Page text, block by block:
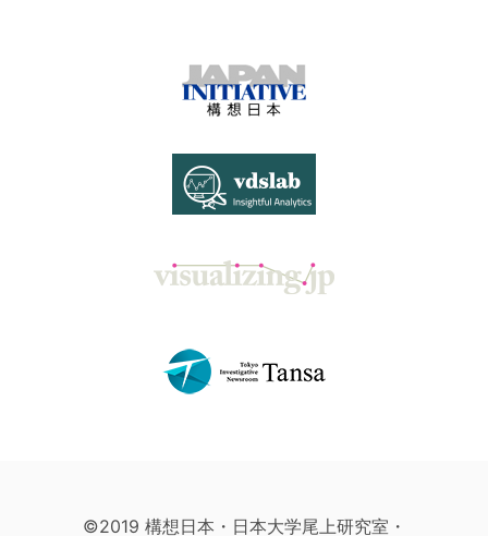
©2019 構想日本・日本大学尾上研究室・